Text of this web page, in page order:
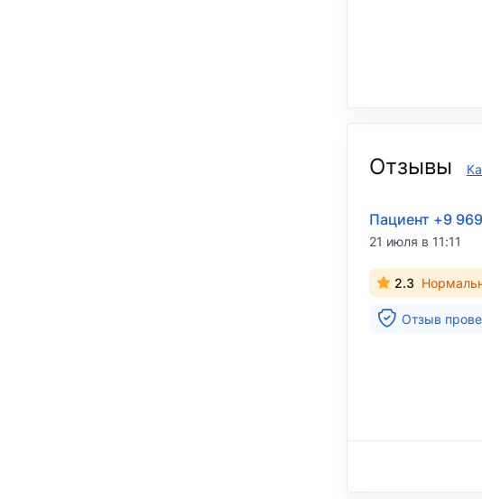
Отзывы
Пациент +9
21 июля в 11:11
2.3
Отзыв